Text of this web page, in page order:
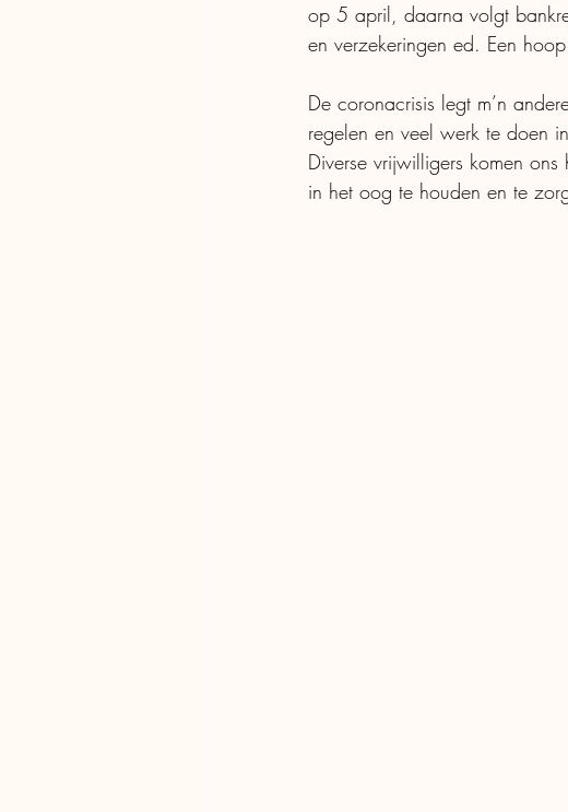
op 5 april, daarna volgt
en verzekeringen ed. Een
De coronacrisis legt m’n
regelen en veel werk te doen
Diverse vrijwilligers komen
in het oog te houden en te